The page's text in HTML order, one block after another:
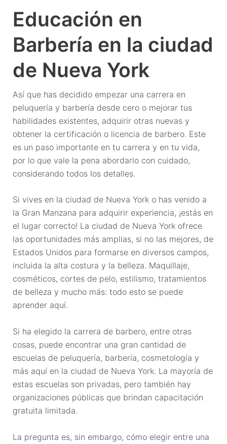
Educación en
Barbería en la ciudad
de Nueva York
Así que has decidido empezar una carrera en
peluquería y barbería desde cero o mejorar tus
habilidades existentes, adquirir otras nuevas y
obtener la certificación o licencia de barbero. Este
es un paso importante en tu carrera y en tu vida,
por lo que vale la pena abordarlo con cuidado,
considerando todos los detalles.
Si vives en la ciudad de Nueva York o has venido a
la Gran Manzana para adquirir experiencia, ¡estás en
el lugar correcto! La ciudad de Nueva York ofrece
las oportunidades más amplias, si no las mejores, de
Estados Unidos para formarse en diversos campos,
incluida la alta costura y la belleza. Maquillaje,
cosméticos, cortes de pelo, estilismo, tratamientos
de belleza y mucho más: todo esto se puede
aprender aquí.
Si ha elegido la carrera de barbero, entre otras
cosas, puede encontrar una gran cantidad de
escuelas de peluquería, barbería, cosmetología y
más aquí en la ciudad de Nueva York. La mayoría de
estas escuelas son privadas, pero también hay
organizaciones públicas que brindan capacitación
gratuita limitada.
La pregunta es, sin embargo, cómo elegir entre una